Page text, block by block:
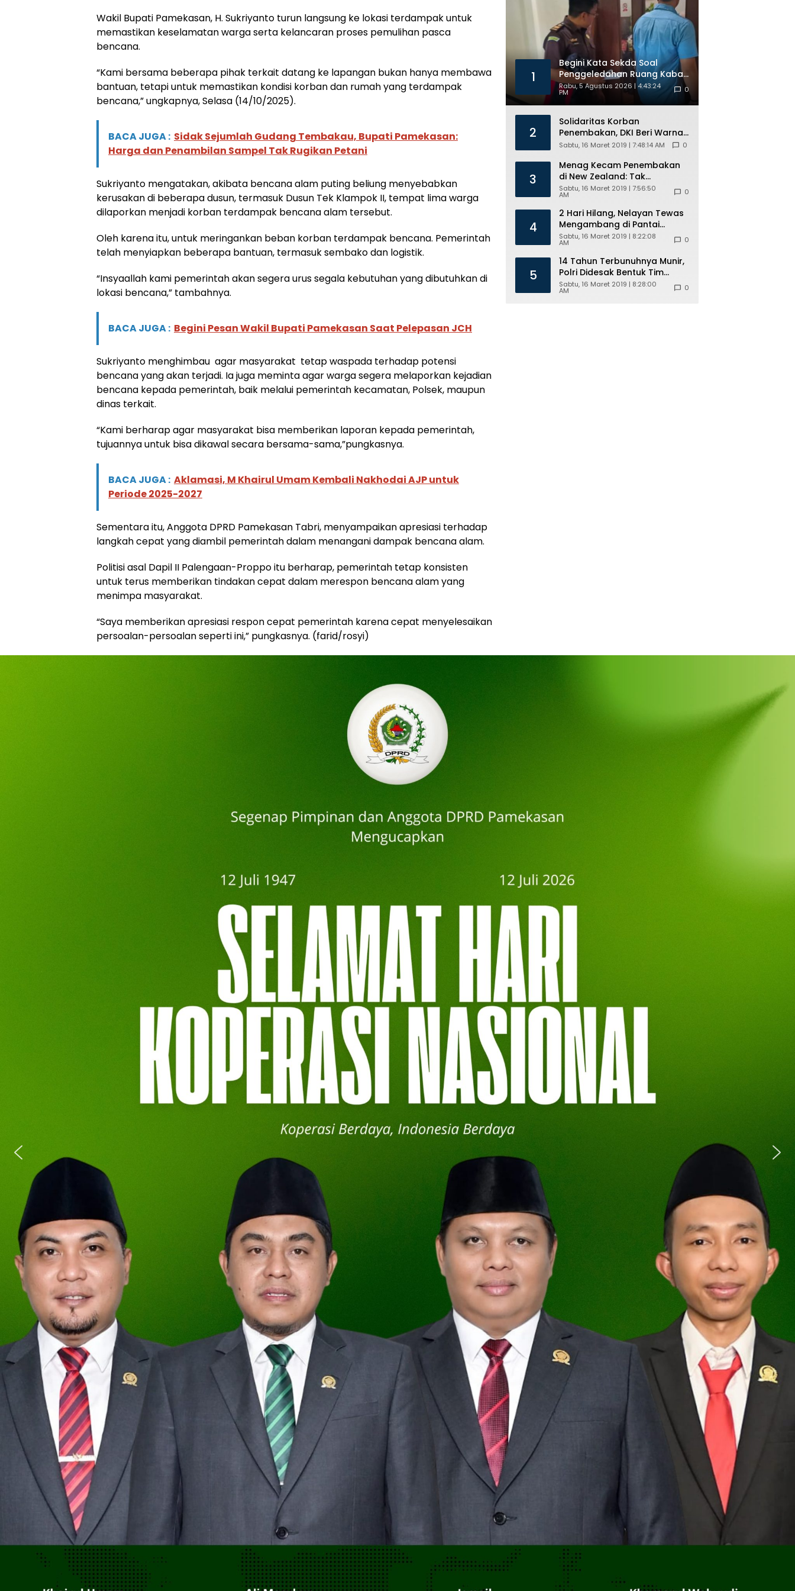
Wakil Bupati Pamekasan, H. Sukriyanto turun langsung ke lokasi terdampak untuk
memastikan keselamatan warga serta kelancaran proses pemulihan pasca
bencana.
“Kami bersama beberapa pihak terkait datang ke lapangan bukan hanya membawa
bantuan, tetapi untuk memastikan kondisi korban dan rumah yang terdampak
bencana,” ungkapnya, Selasa (14/10/2025).
BACA JUGA : Sidak Sejumlah Gudang Tembakau, Bupati Pamekasan:
Harga dan Penambilan Sampel Tak Rugikan Petani
Sukriyanto mengatakan, akibata bencana alam puting beliung menyebabkan
kerusakan di beberapa dusun, termasuk Dusun Tek Klampok II, tempat lima warga
dilaporkan menjadi korban terdampak bencana alam tersebut.
Oleh karena itu, untuk meringankan beban korban terdampak bencana. Pemerintah
telah menyiapkan beberapa bantuan, termasuk sembako dan logistik.
“Insyaallah kami pemerintah akan segera urus segala kebutuhan yang dibutuhkan di
lokasi bencana,” tambahnya.
BACA JUGA : Begini Pesan Wakil Bupati Pamekasan Saat Pelepasan JCH
Sukriyanto menghimbau agar masyarakat tetap waspada terhadap potensi
bencana yang akan terjadi. Ia juga meminta agar warga segera melaporkan kejadian
bencana kepada pemerintah, baik melalui pemerintah kecamatan, Polsek, maupun
dinas terkait.
“Kami berharap agar masyarakat bisa memberikan laporan kepada pemerintah,
tujuannya untuk bisa dikawal secara bersama-sama,”pungkasnya.
BACA JUGA : Aklamasi, M Khairul Umam Kembali Nakhodai AJP untuk
Periode 2025-2027
Sementara itu, Anggota DPRD Pamekasan Tabri, menyampaikan apresiasi terhadap
langkah cepat yang diambil pemerintah dalam menangani dampak bencana alam.
Politisi asal Dapil II Palengaan-Proppo itu berharap, pemerintah tetap konsisten
untuk terus memberikan tindakan cepat dalam merespon bencana alam yang
menimpa masyarakat.
“Saya memberikan apresiasi respon cepat pemerintah karena cepat menyelesaikan
persoalan-persoalan seperti ini,” pungkasnya. (farid/rosyi)
ANG Mesir
1
Begini Kata Sekda Soal
Penggeledahan Ruang Kabag
Perekonomian oleh Kejari
Rabu, 5 Agustus 2026 | 4:43:24
PM 0
2
Solidaritas Korban
Penembakan, DKI Beri Warna
Bendera New Zealand di JPO
Sabtu, 16 Maret 2019 | 7:48:14 AM 0
3
Menag Kecam Penembakan
di New Zealand: Tak
Berperikemanusiaan!
Sabtu, 16 Maret 2019 | 7:56:50
AM 0
4
2 Hari Hilang, Nelayan Tewas
Mengambang di Pantai
Cipalawah Garut
Sabtu, 16 Maret 2019 | 8:22:08
AM 0
5
14 Tahun Terbunuhnya Munir,
Polri Didesak Bentuk Tim
Khusus
Sabtu, 16 Maret 2019 | 8:28:00
AM 0